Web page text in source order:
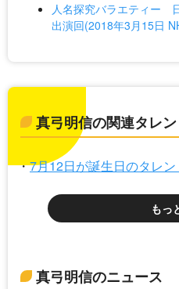
人名探究バラエティー
出演回(2018年3月15日
真弓明信の関連タレ
7月12日が誕生日のタレン
もっ
真弓明信のニュース